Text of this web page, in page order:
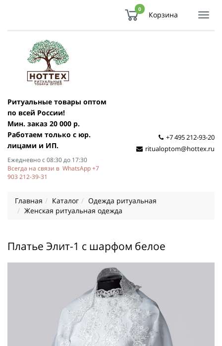
0
Корзина
Ритуальные товары оптом
по всей России!
Мин. заказ 20 000 р.
Работаем только с юр.
лицами и ИП.
Ежедневно с 08:30 до 17:30
Всегда на связи в WhatsApp +7
903 212-39-31
+7 495 212-93-20
ritualoptom@hottex.ru
Главная Каталог
Одежда ритуальная
Женская ритуальная одежда
Платье Элит-1 с шарфом белое